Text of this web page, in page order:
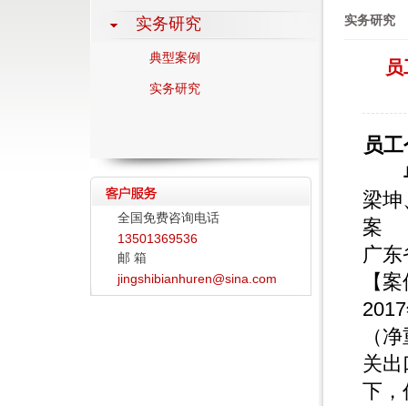
实务研究
典型案例
实务研究
全国免费咨询电话
13501369536
邮 箱
jingshibianhuren@sina.com
实务研究
员
梁
案
广
【
（
关
下，